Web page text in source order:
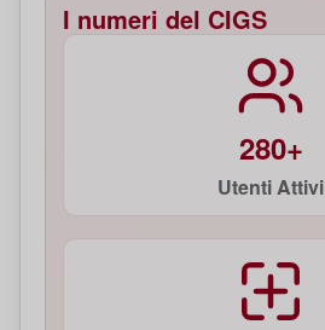
I numeri del CIGS
280+
Utenti Attivi